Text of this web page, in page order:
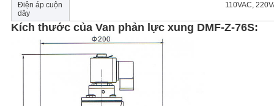
Điện áp cuộn
dây
110VAC,
Kích thước của Van phản lực xung DMF-Z-76S: